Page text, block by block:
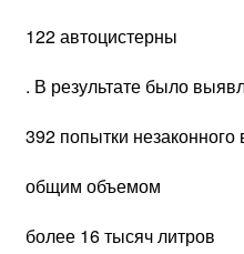
122 автоцистерны
. В результате было
392 попытки
общим объемом
более 16 тысяч литров